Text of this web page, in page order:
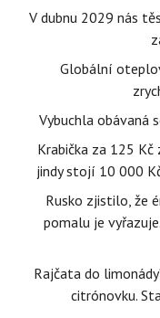
V dubnu 2029 nás
Globální
Vybuchla obávaná
Krabička za 125
jindy stojí 10 000
Rusko zjistilo, že
pomalu je
Rajčata do
citrónovku.